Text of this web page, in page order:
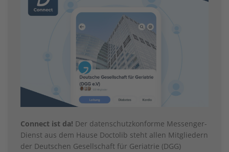
Connect ist da! Der datenschutzkonforme Messenger-
Dienst aus dem Hause Doctolib steht allen Mitgliedern
der Deutschen Gesellschaft für Geriatrie (DGG)